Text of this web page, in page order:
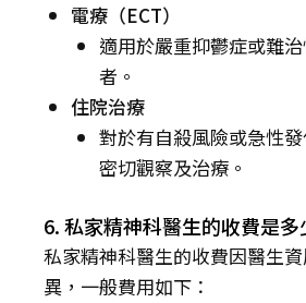
電療（ECT）
適用於嚴重抑鬱症或難
者。
住院治療
對於有自殺風險或急性
密切觀察及治療。
6. 私家精神科醫生的收費是多
私家精神科醫生的收費因醫生
異，一般費用如下：